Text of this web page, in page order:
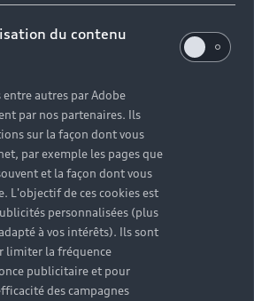
du contenu
entre autres par Adobe
par nos partenaires. Ils
sur la façon dont vous
par exemple les pages que
et la façon dont vous
L'objectif de ces cookies est
personnalisées (plus
à vos intérêts). Ils sont
limiter la fréquence
publicitaire et pour
des campagnes